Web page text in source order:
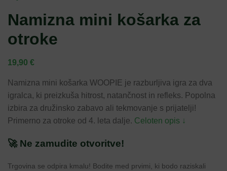
Namizna mini košarka za
otroke
19,90 €
Namizna mini košarka WOOPIE je razburljiva igra za dva
igralca, ki preizkuša hitrost, natančnost in refleks. Popolna
izbira za družinsko zabavo ali tekmovanje s prijatelji!
Primerno za otroke od 4. leta dalje. Celoten opis ↓
🚀 Ne zamudite otvoritve!
Trgovina se odpira kmalu! Bodite med prvimi, ki bodo raziskali